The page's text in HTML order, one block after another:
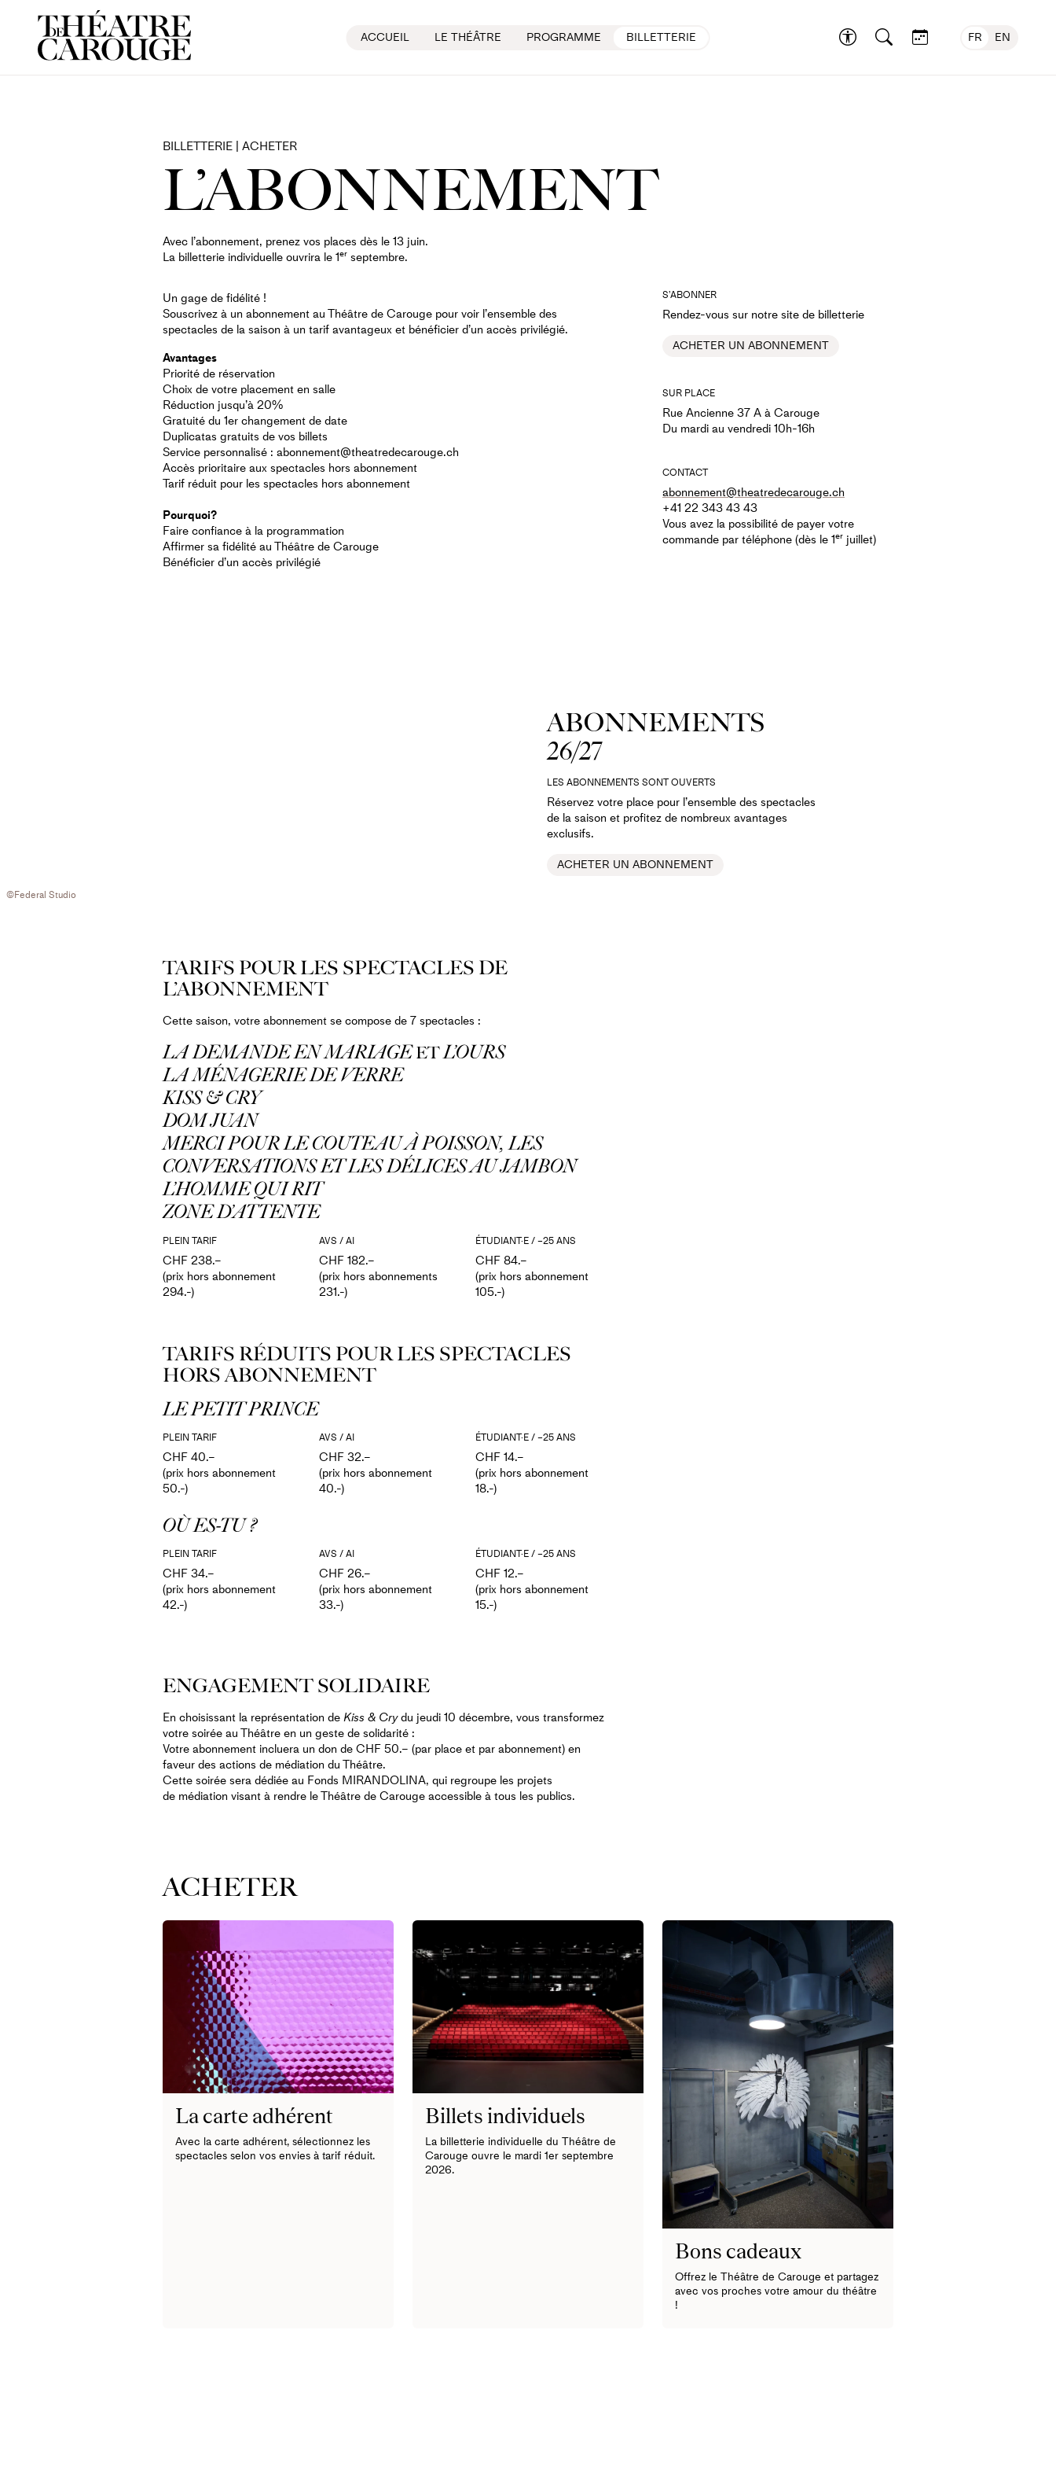
ACCUEIL LE THÉÂTRE PROGRAMME BILLETTERIE FR EN
BILLETTERIE | ACHETER
L’ABONNEMENT
Avec l’abonnement, prenez vos places dès le 13 juin.
La billetterie individuelle ouvrira le 1er septembre.
Un gage de fidélité !
Souscrivez à un abonnement au Théâtre de Carouge pour voir l’ensemble des
spectacles de la saison à un tarif avantageux et bénéficier d’un accès privilégié.
Avantages
Priorité de réservation
Choix de votre placement en salle
Réduction jusqu’à 20%
Gratuité du 1er changement de date
Duplicatas gratuits de vos billets
Service personnalisé : abonnement@theatredecarouge.ch
Accès prioritaire aux spectacles hors abonnement
Tarif réduit pour les spectacles hors abonnement
Pourquoi?
Faire confiance à la programmation
Affirmer sa fidélité au Théâtre de Carouge
Bénéficier d’un accès privilégié
S’ABONNER
Rendez-vous sur notre site de billetterie
ACHETER UN ABONNEMENT
SUR PLACE
Rue Ancienne 37 A à Carouge
Du mardi au vendredi 10h-16h
CONTACT
abonnement@theatredecarouge.ch
+41 22 343 43 43
Vous avez la possibilité de payer votre
commande par téléphone (dès le 1er juillet)
©Federal Studio
ABONNEMENTS
26/27
LES ABONNEMENTS SONT OUVERTS
Réservez votre place pour l’ensemble des spectacles
de la saison et profitez de nombreux avantages
exclusifs.
ACHETER UN ABONNEMENT
TARIFS POUR LES SPECTACLES DE
L’ABONNEMENT
Cette saison, votre abonnement se compose de 7 spectacles :
LA DEMANDE EN MARIAGEETL’OURS
LA MÉNAGERIE DE VERRE
KISS & CRY
DOM JUAN
MERCI POUR LE COUTEAU À POISSON, LES
CONVERSATIONS ET LES DÉLICES AU JAMBON
L’HOMME QUI RIT
ZONE D’ATTENTE
PLEIN TARIF
CHF 238.–
(prix hors abonnement
294.-)
AVS / AI
CHF 182.–
(prix hors abonnements
231.-)
ÉTUDIANT·E / –25 ANS
CHF 84.–
(prix hors abonnement
105.-)
TARIFS RÉDUITS POUR LES SPECTACLES
HORS ABONNEMENT
LE PETIT PRINCE
PLEIN TARIF
CHF 40.–
(prix hors abonnement
50.-)
AVS / AI
CHF 32.–
(prix hors abonnement
40.-)
ÉTUDIANT·E / –25 ANS
CHF 14.–
(prix hors abonnement
18.-)
OÙ ES-TU ?
PLEIN TARIF
CHF 34.–
(prix hors abonnement
42.-)
AVS / AI
CHF 26.–
(prix hors abonnement
33.-)
ÉTUDIANT·E / –25 ANS
CHF 12.–
(prix hors abonnement
15.-)
ENGAGEMENT SOLIDAIRE
En choisissant la représentation de Kiss & Crydu jeudi 10 décembre, vous transformez
votre soirée au Théâtre en un geste de solidarité :
Votre abonnement incluera un don de CHF 50.– (par place et par abonnement) en
faveur des actions de médiation du Théâtre.
Cette soirée sera dédiée au Fonds MIRANDOLINA, qui regroupe les projets
de médiation visant à rendre le Théâtre de Carouge accessible à tous les publics.
ACHETER
La carte adhérent
Avec la carte adhérent, sélectionnez les
spectacles selon vos envies à tarif réduit.
Billets individuels
La billetterie individuelle du Théâtre de
Carouge ouvre le mardi 1er septembre
2026.
Bons cadeaux
Offrez le Théâtre de Carouge et partagez
avec vos proches votre amour du théâtre
!